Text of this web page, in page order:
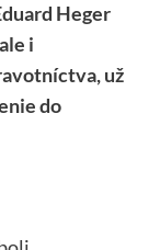
Heger
i
už
do